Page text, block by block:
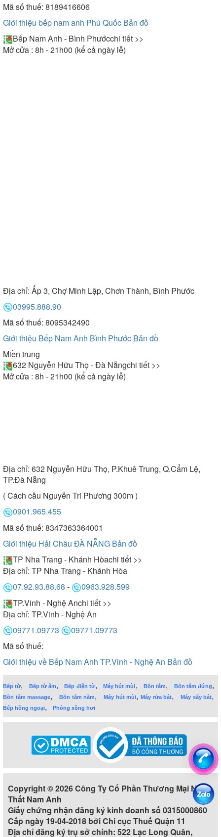
Mã số thuế: 8189416606
Giới thiệu bếp nam anh Phú Quốc Bản đồ
Bếp Nam Anh - Bình Phướcchi tiết >>
Mở cửa : 8h - 21h00 (kể cả ngày lễ)
Địa chỉ: Ấp 3, Chợ Minh Lập, Chơn Thành, Bình Phước
03995.888.90
Mã số thuế: 8095342490
Giới thiệu Bếp Nam Anh Bình Phước Bản đồ
Miền trung
632 Nguyễn Hữu Thọ - Đà Nẵngchi tiết >>
Mở cửa : 8h - 21h00 (kể cả ngày lễ)
Địa chỉ: 632 Nguyễn Hữu Thọ, P.Khuê Trung, Q.Cẩm Lệ,
TP.Đà Nẵng
( Cách cầu Nguyễn Tri Phương 300m )
0901.965.455
Mã số thuế: 8347363364001
Giới thiệu Hải Châu ĐÀ NẴNG Bản đồ
TP Nha Trang - Khánh Hòachi tiết >>
Địa chỉ: TP Nha Trang - Khánh Hòa
07.92.93.88.68 -
0963.928.599
TP.Vinh - Nghệ Anchi tiết >>
Địa chỉ: TP.Vinh - Nghệ An
09771.09773
09771.09773
Mã số thuế:
Giới thiệu về Bếp Nam Anh TP.Vinh - Nghệ An Bản đồ
Bếp từ, Bếp từ âm,Bếp điện từ,Máy hút mùi, Bồn tắm, Bồn tắm đứng,
Bồn tắm massage,Bồn tắm nằm,Máy hút mùi,Máy rửa bát,Máy sấy bát,
Bếp hồng ngoại, Phòng xông hơi
Copyright © 2026 Công Ty Cổ Phần Thương Mại Nội
Thất Nam Anh
Giấy chứng nhận đăng ký kinh doanh số 0315000860
Cấp ngày 19-04-2018 bởi Chi cục Thuế Quận 11
Địa chỉ đăng ký trụ sở chính: 522 Lạc Long Quân,